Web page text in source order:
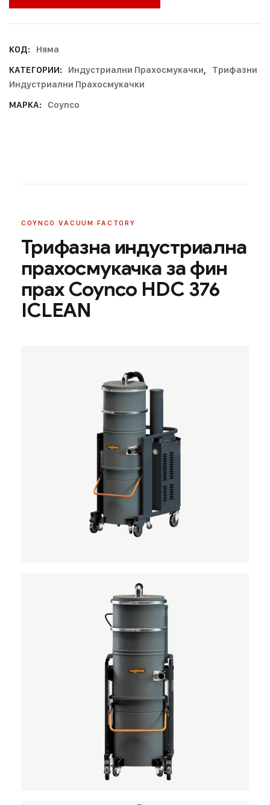
КОД:
Няма
КАТЕГОРИИ:
Индустриални Прахосмукачки,
Трифазни
Индустриални Прахосмукачки
МАРКА:
Coynco
COYNCO VACUUM FACTORY
Трифазна индустриална
прахосмукачка за фин
прах Coynco HDC 376
ICLEAN